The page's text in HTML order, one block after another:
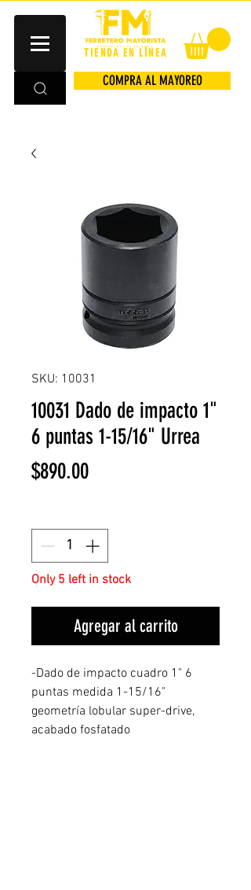
TIENDA EN LÍNEA
COMPRA AL MAYOREO
SKU: 10031
10031 Dado de impacto 1"
6 puntas 1-15/16" Urrea
$890.00Price
Only 5 left in stock
Agregar al carrito
-Dado de impacto cuadro 1" 6
puntas medida 1-15/16"
geometría lobular super-drive,
acabado fosfatado